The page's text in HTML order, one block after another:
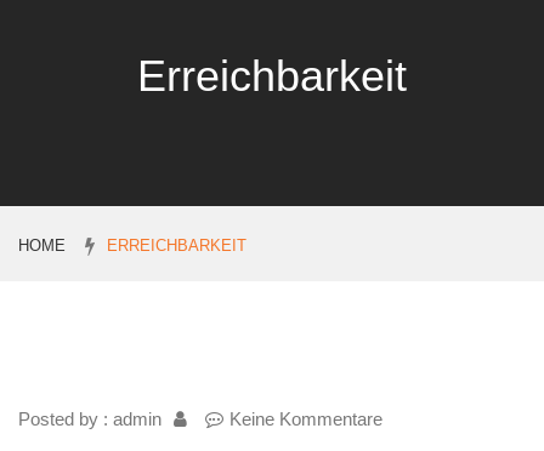
Erreichbarkeit
HOME ERREICHBARKEIT
Posted by : admin Keine Kommentare